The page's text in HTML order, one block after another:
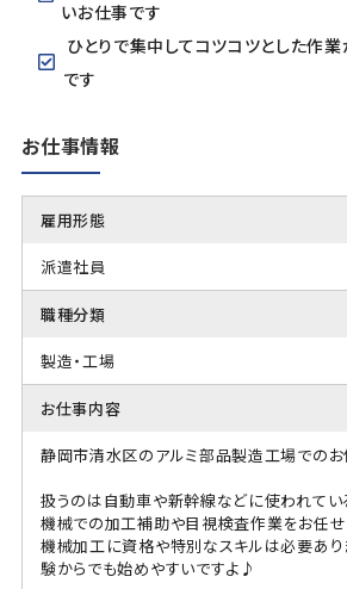
いお仕事です
ひとりで集中してコツコツとした作
です
お仕事情報
雇用形態
派遣社員
職種分類
製造・工場
お仕事内容
静岡市清水区のアルミ部品製造工場でのお
扱うのは自動車や新幹線などに使われてい
機械での加工補助や目視検査作業をお任せ
機械加工に資格や特別なスキルは必要あ
験からでも始めやすいですよ♪